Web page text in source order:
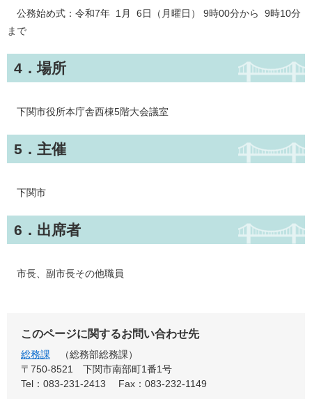
公務始め式：令和7年 1月 6日（月曜日） 9時00分から 9時10分
まで
4．場所
下関市役所本庁舎西棟5階大会議室
5．主催
下関市
6．出席者
市長、副市長その他職員
このページに関するお問い合わせ先
総務課
総務部総務課
〒750-8521
下関市南部町1番1号
Tel：083-231-2413
Fax：083-232-1149